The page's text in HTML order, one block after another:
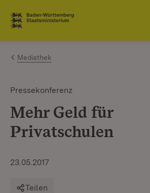
Zum Inhalt springen
Link zur Startseite
Mediathek
Pressekonferenz
Mehr Geld für
Privatschulen
23.05.2017
Teilen